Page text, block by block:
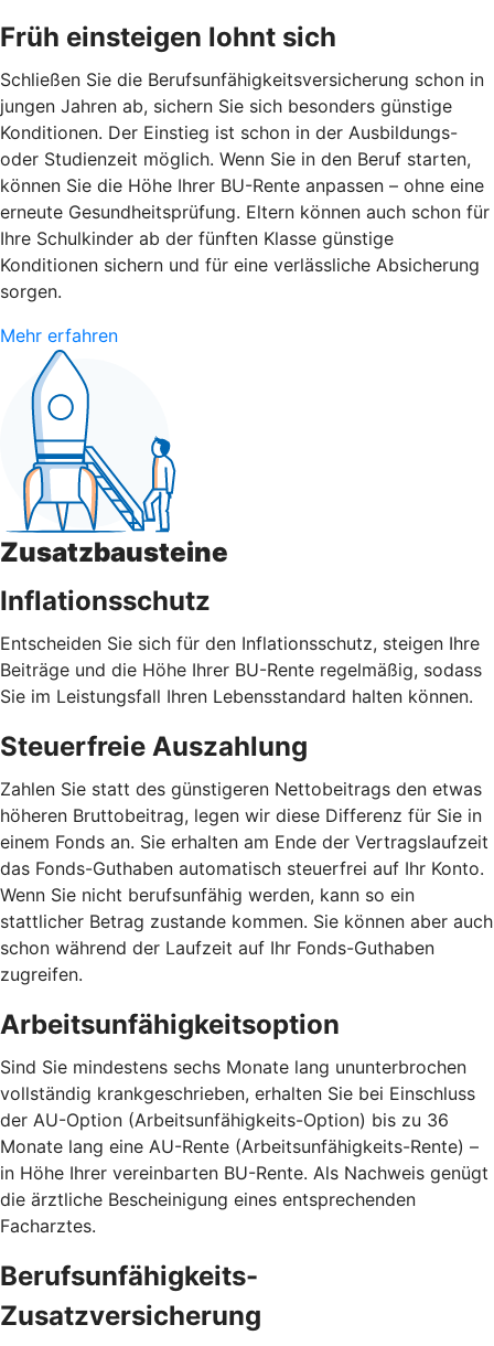
Früh einsteigen lohnt sich
Schließen Sie die Berufsunfähigkeitsversicherung schon in
jungen Jahren ab, sichern Sie sich besonders günstige
Konditionen. Der Einstieg ist schon in der Ausbildungs-
oder Studienzeit möglich. Wenn Sie in den Beruf starten,
können Sie die Höhe Ihrer BU-Rente anpassen – ohne eine
erneute Gesundheitsprüfung. Eltern können auch schon für
Ihre Schulkinder ab der fünften Klasse günstige
Konditionen sichern und für eine verlässliche Absicherung
sorgen.
Mehr erfahren
Zusatzbausteine
Inflationsschutz
Entscheiden Sie sich für den Inflationsschutz, steigen Ihre
Beiträge und die Höhe Ihrer BU-Rente regelmäßig, sodass
Sie im Leistungsfall Ihren Lebensstandard halten können.
Steuerfreie Auszahlung
Zahlen Sie statt des günstigeren Nettobeitrags den etwas
höheren Bruttobeitrag, legen wir diese Differenz für Sie in
einem Fonds an. Sie erhalten am Ende der Vertragslaufzeit
das Fonds-Guthaben automatisch steuerfrei auf Ihr Konto.
Wenn Sie nicht berufsunfähig werden, kann so ein
stattlicher Betrag zustande kommen. Sie können aber auch
schon während der Laufzeit auf Ihr Fonds-Guthaben
zugreifen.
Arbeitsunfähigkeitsoption
Sind Sie mindestens sechs Monate lang ununterbrochen
vollständig krankgeschrieben, erhalten Sie bei Einschluss
der AU-Option (Arbeitsunfähigkeits-Option) bis zu 36
Monate lang eine AU-Rente (Arbeitsunfähigkeits-Rente) –
in Höhe Ihrer vereinbarten BU-Rente. Als Nachweis genügt
die ärztliche Bescheinigung eines entsprechenden
Facharztes.
Berufsunfähigkeits-
Zusatzversicherung